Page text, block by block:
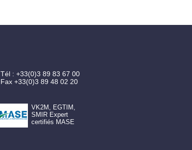
Tél :+33(0)3 89 83 67 00
Fax+33(0)3 89 48 02 20
VK2M, EGTIM,
SMIR Expert
certifiés MASE